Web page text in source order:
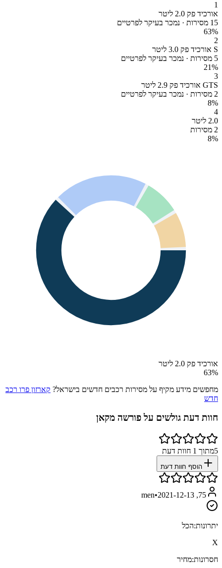
1
אורכיד פק 2.0 ליטר
15 מסירות · נמכר בעיקר לפרטיים
63%
2
S אורכיד פק 3.0 ליטר
5 מסירות · נמכר בעיקר לפרטיים
21%
3
GTS אורכיד פק 2.9 ליטר
2 מסירות · נמכר בעיקר לפרטיים
8%
4
2.0 ליטר
2 מסירות
8%
אורכיד פק 2.0 ליטר
63%
מחפשים מידע מקיף על מסירות רכבים חדשים בישראל? קארזון פרו רכב
חדש
חוות דעת גולשים על פורשה מקאן
5מתוך 1 חוות דעת
הוסף חוות דעת
75, men
•2021-12-13
יתרונות:הכל
X
חסרונות:מחיר